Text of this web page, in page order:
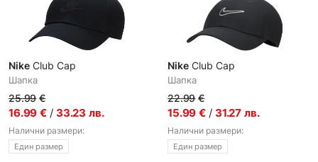
Nike Club Cap
Шапка
25.99 €
16.99 € / 33.23 лв.
Налични размери:
Един размер
Nike Club Cap
Шапка
22.99 €
15.99 € / 31.27 лв.
Налични размери:
Един размер